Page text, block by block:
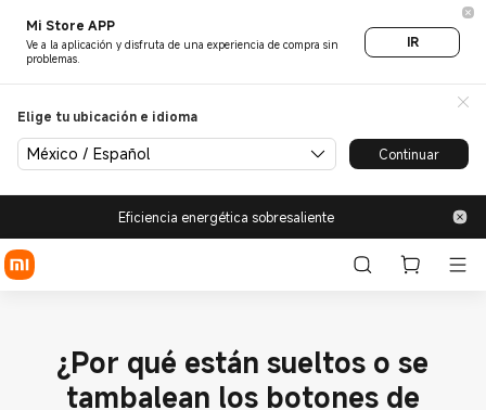
Mi Store APP
Ve a la aplicación y disfruta de una experiencia de compra sin
problemas.
IR
Elige tu ubicación e idioma
México / Español Continuar
Eficiencia energética sobresaliente
¿Por qué están sueltos o se
tambalean los botones de